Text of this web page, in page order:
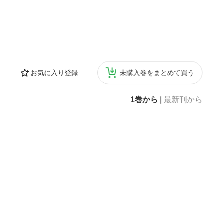
お気に入り登録 未購入巻をまとめて買う
1巻から 最新刊から